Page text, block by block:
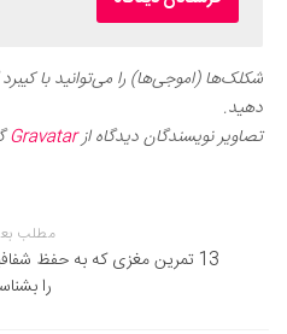
شکلک‌ها (اموجی‌ها) را می‌توانید با
دهید.
تصاویر نویسندگان دیدگاه ازGravatar
مطلب
13 تمرین مغزی که به حفظ
را